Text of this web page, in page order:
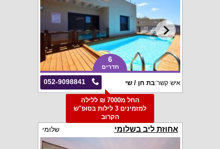
6
חדרים
052-9098841 איש קשר:בת חן / שי
החל מ7000 ₪ ללילה
למזמינים 3 לילות בסופ"ש
הקרוב
אחוזת ליב בשלומי שלומי